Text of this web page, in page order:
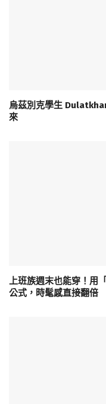
烏茲別克學生
來
上班族週末也能穿！用
公式，時髦感直接翻倍